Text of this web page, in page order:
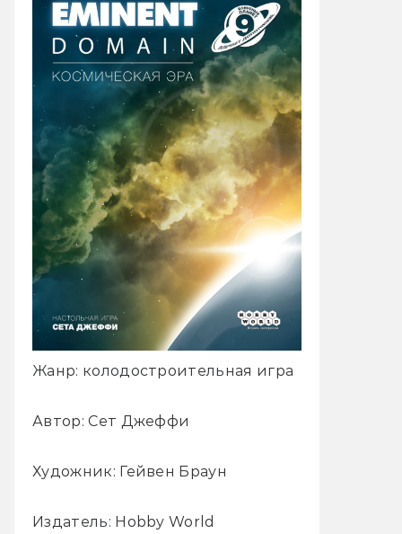
Жанр: колодостроительная игра
Автор: Сет Джеффи
Художник: Гейвен Браун
Издатель: Hobby World